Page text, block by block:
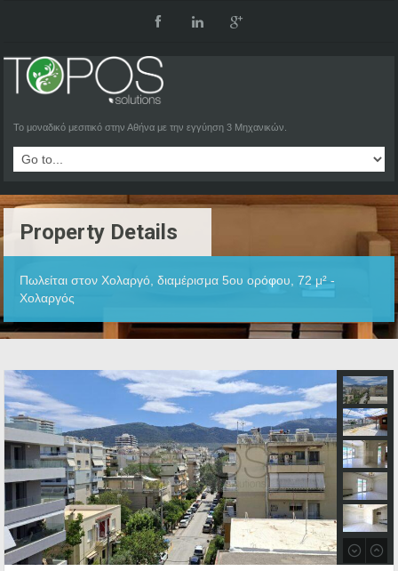
Το μοναδικό μεσιτικό στην Αθήνα με την εγγύηση 3 Μηχανικών.
Property Details
Πωλείται στον Χολαργό, διαμέρισμα 5ου ορόφου, 72 μ² -
Χολαργός